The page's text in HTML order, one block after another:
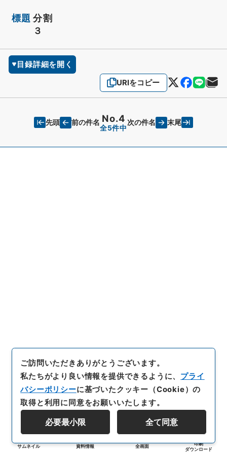
標題 分割
３
目録詳細を開く
URIをコピー
先頭 前の件名 No.4
全5件中
次の件名 末尾
サムネイル 資料情報 全画面
印刷
ダウンロード
ご訪問いただきありがとうございます。
私たちがより良い情報を提供できるように、 プライ
バシーポリシーに基づいたクッキー（Cookie）の
取得と利用に同意をお願いいたします。
必要最小限 全て同意